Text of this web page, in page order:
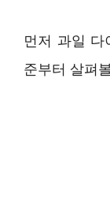
먼저 과일 다
준부터 살펴